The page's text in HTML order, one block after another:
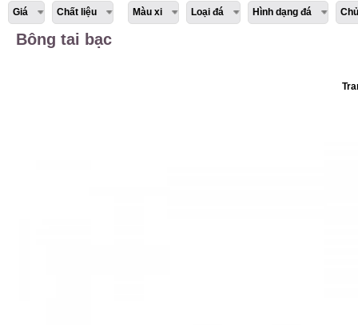
Giá Chất liệu Màu xi Loại đá Hình dạng đá
Bông tai bạc